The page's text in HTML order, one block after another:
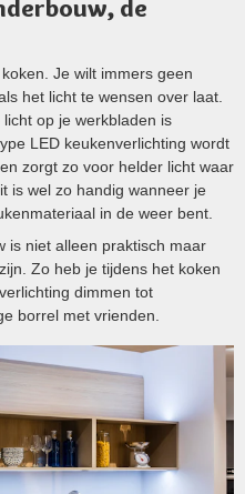
de
Je wilt immers geen
het licht te wensen over laat.
op je werkbladen is
LED keukenverlichting wordt
zorgt zo voor helder licht waar
is wel zo handig wanneer je
in de weer bent.
is niet alleen praktisch maar
Zo heb je tijdens het koken
dimmen tot
borrel met vrienden.